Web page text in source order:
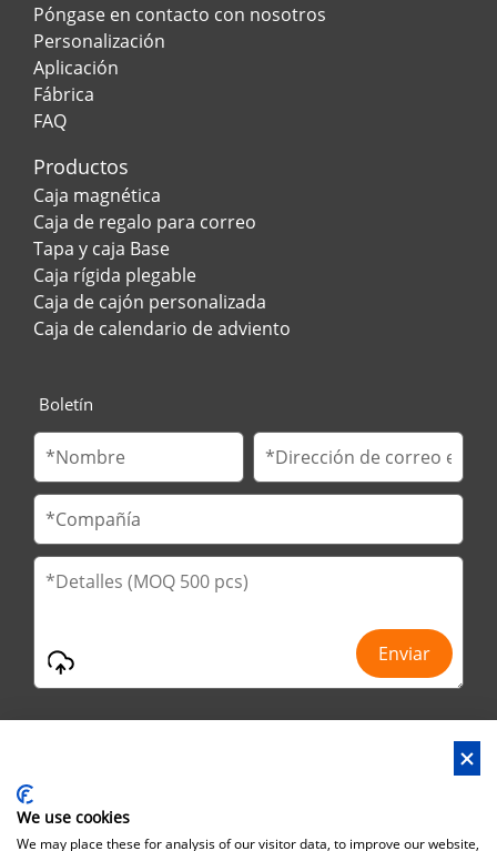
Póngase en contacto con nosotros
Personalización
Aplicación
Fábrica
FAQ
Productos
Caja magnética
Caja de regalo para correo
Tapa y caja Base
Caja rígida plegable
Caja de cajón personalizada
Caja de calendario de adviento
Boletín
Dirección : No.29 Jinfu 2nd Road, Huanan Ind Park, ciudad de
We use cookies
We may place these for analysis of our visitor data, to improve our website,